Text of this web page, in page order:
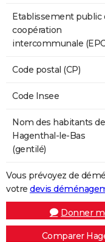
Etablissement public
coopération
intercommunale
Code postal (CP)
Code Insee
Nom des habitants de
Hagenthal-le-Bas
(gentilé)
Vous prévoyez de
votre devis
Donner
Comparer